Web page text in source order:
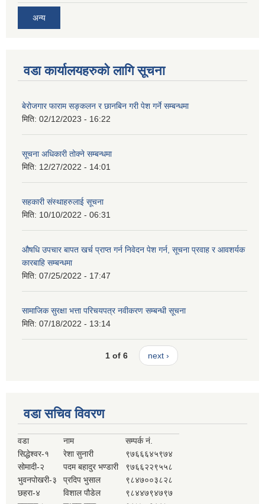
अन्य
वडा कार्यालयहरुको लागि सूचना
बेरोजगार फाराम सङ्कलन र छानबिन गरी पेश गर्ने सम्बन्धमा
मिति: 02/12/2023 - 16:22
सूचना अधिकारी तोक्ने सम्बन्धमा
मिति: 12/27/2022 - 14:01
सहकारी संस्थाहरुलाई सूचना
मिति: 10/10/2022 - 06:31
औषधि उपचार बापत खर्च प्राप्त गर्न निवेदन पेश गर्न, सूचना प्रवाह र आवशर्यक
कारबाहि सम्बन्धमा
मिति: 07/25/2022 - 17:47
सामाजिक सुरक्षा भत्ता परिचयपत्र नवीकरण सम्बन्धी सूचना
मिति: 07/18/2022 - 13:14
1 of 6 next ›
वडा सचिव विवरण
वडा नाम
सम्पर्क नं.
सिद्धेश्वर-१
रेशा सुनारी
९७६६६४५९७४
सोमादी-२
पदम बहादुर भण्डारी
९७६६२२९५५८
भुवनपोखरी-३
प्रदिप भुसाल
९८४७००३८२८
छहरा-४
विशाल पौडेल
९८४४७९४७९७